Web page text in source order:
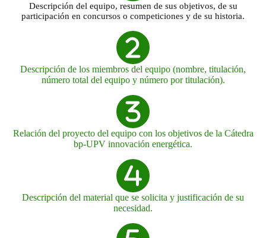
Descripción del equipo, resumen de sus objetivos, de su
participación en concursos o competiciones y de su historia.
Descripción de los miembros del equipo (nombre, titulación,
número total del equipo y número por titulación).
Relación del proyecto del equipo con los objetivos de la Cátedra
bp-UPV innovación energética.
Descripción del material que se solicita y justificación de su
necesidad.